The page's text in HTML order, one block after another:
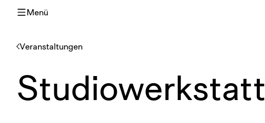
Menü
Veranstaltungen
Studiowerkstatt